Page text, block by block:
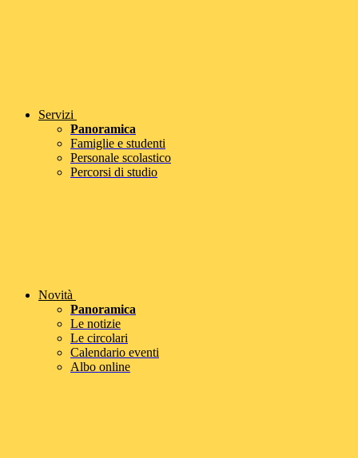
Servizi
Panoramica
Famiglie e studenti
Personale scolastico
Percorsi di studio
Novità
Panoramica
Le notizie
Le circolari
Calendario eventi
Albo online